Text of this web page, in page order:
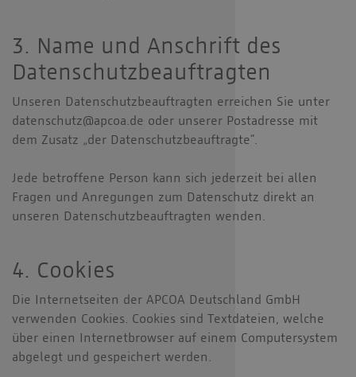
3. Name und Anschrift des
Datenschutzbeauftragten
Unseren Datenschutzbeauftragten erreichen Sie unter
datenschutz@apcoa.de oder unserer Postadresse mit
dem Zusatz „der Datenschutzbeauftragte“.
Jede betroffene Person kann sich jederzeit bei allen
Fragen und Anregungen zum Datenschutz direkt an
unseren Datenschutzbeauftragten wenden.
4. Cookies
Die Internetseiten der APCOA Deutschland GmbH
verwenden Cookies. Cookies sind Textdateien, welche
über einen Internetbrowser auf einem Computersystem
abgelegt und gespeichert werden.